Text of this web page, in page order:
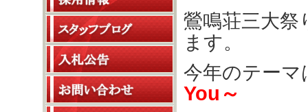
鶯鳴荘三大祭
ます。
今年のテーマ
You～